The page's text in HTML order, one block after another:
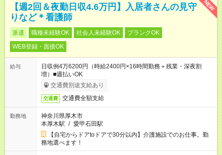
NEW
【週2回＆夜勤日収4.6万円】入居者さんの見守
りなど＊看護師
派遣 職種未経験OK 社会人未経験OK
ブランクOK
WEB登録・面接OK
給与
日収例4万6200円（時給2400円×16時間勤務＋残業・深夜割
増）■週払いOK
交通費別途支給あり
交通費 交通費全額支給
勤務地
神奈川県厚木市
本厚木駅 / 愛甲石田駅
【自宅からドアtoドアで30分以内】介護施設でのお仕事。勤
務地選べます！